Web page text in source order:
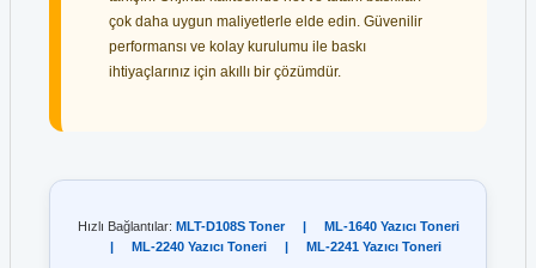
çok daha uygun maliyetlerle elde edin. Güvenilir
performansı ve kolay kurulumu ile baskı
ihtiyaçlarınız için akıllı bir çözümdür.
Hızlı Bağlantılar: MLT-D108S Toner |
ML-1640 Yazıcı Toneri
|
ML-2240 Yazıcı Toneri | ML-2241 Yazıcı Toneri